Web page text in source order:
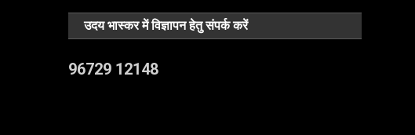
उदय भास्कर में विज्ञापन हेतु संपर्क करें
96729 12148